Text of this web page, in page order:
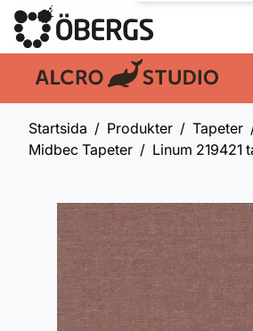
En del av:
Startsida Produkter
Tapeter
Midbec Tapeter
Linum 219421